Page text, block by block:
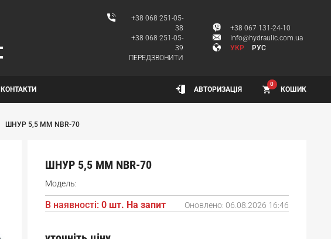
+38 068 251-05-
38
+38 068 251-05-
39
ПЕРЕДЗВОНИТИ
+38 067 131-24-10
info@hydraulic.com.ua
УКР
РУС
КОНТАКТИ АВТОРИЗАЦІЯ КОШИК
0
ШНУР 5,5 ММ NBR-70
ШНУР 5,5 ММ NBR-70
Модель:
В наявності: 0 шт. На запит Оновлено: 06.08.2026 16:46